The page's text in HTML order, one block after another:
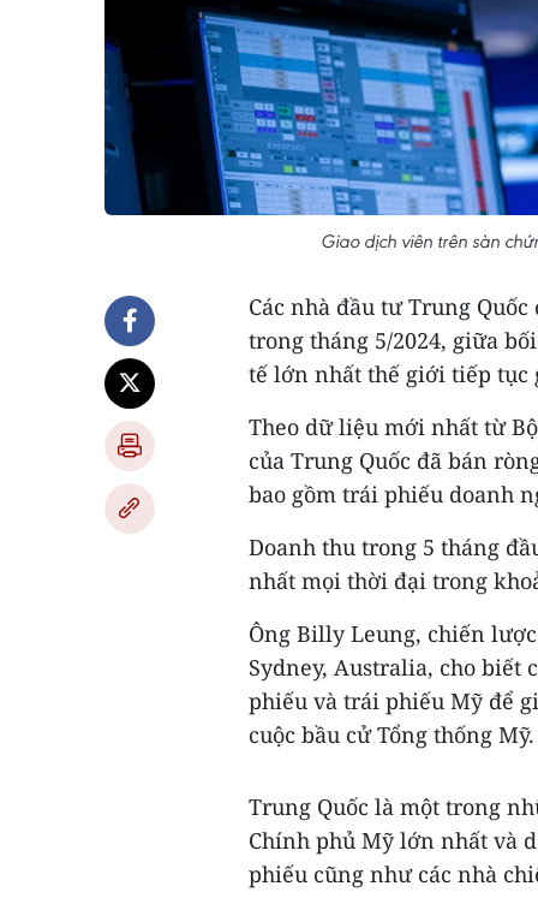
Giao dịch viên trên sàn
Các nhà đầu tư Trung
trong tháng 5/2024, giữa
tế lớn nhất thế giới tiếp tục
Theo dữ liệu mới nhất từ
của Trung Quốc đã bán
bao gồm trái phiếu doanh
Doanh thu trong 5 tháng
nhất mọi thời đại trong
Ông Billy Leung, chiến
Sydney, Australia, cho biết
phiếu và trái phiếu Mỹ để
cuộc bầu cử Tổng thống Mỹ.
Trung Quốc là một trong
Chính phủ Mỹ lớn nhất và
phiếu cũng như các nhà